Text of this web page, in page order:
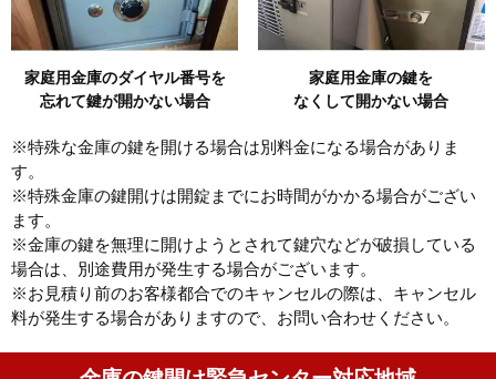
家庭用金庫のダイヤル番号を
忘れて鍵が開かない場合
家庭用金庫の鍵を
なくして開かない場合
※特殊な金庫の鍵を開ける場合は別料金になる場合がありま
す。
※特殊金庫の鍵開けは開錠までにお時間がかかる場合がござい
ます。
※金庫の鍵を無理に開けようとされて鍵穴などが破損している
場合は、別途費用が発生する場合がございます。
※お見積り前のお客様都合でのキャンセルの際は、キャンセル
料が発生する場合がありますので、お問い合わせください。